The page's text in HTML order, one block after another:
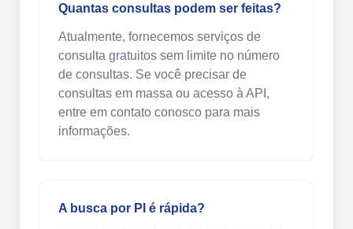
Quantas consultas podem ser feitas?
Atualmente, fornecemos serviços de
consulta gratuitos sem limite no número
de consultas. Se você precisar de
consultas em massa ou acesso à API,
entre em contato conosco para mais
informações.
A busca por PI é rápida?